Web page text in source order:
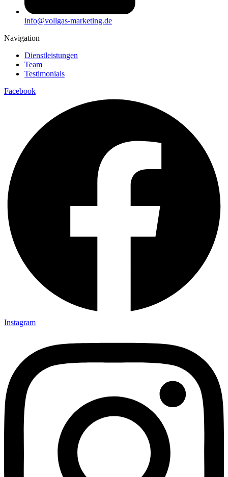
info@vollgas-marketing.de
Navigation
Dienstleistungen
Team
Testimonials
Facebook
Instagram